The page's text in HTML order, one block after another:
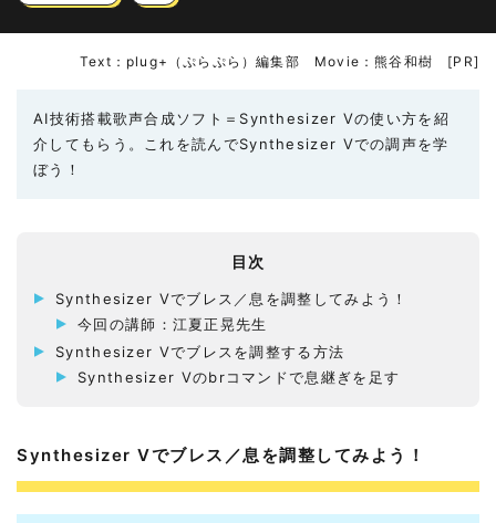
Text：plug+（ぷらぷら）編集部 Movie：熊谷和樹 [PR]
AI技術搭載歌声合成ソフト＝Synthesizer Vの使い方を紹
介してもらう。これを読んでSynthesizer Vでの調声を学
ぼう！
目次
Synthesizer Vでブレス／息を調整してみよう！
今回の講師：江夏正晃先生
Synthesizer Vでブレスを調整する方法
Synthesizer Vのbrコマンドで息継ぎを足す
Synthesizer Vでブレス／息を調整してみよう！